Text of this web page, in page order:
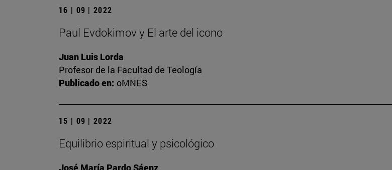
16 | 09 | 2022
Paul Evdokimov y El arte del icono
Juan Luis Lorda
Profesor de la Facultad de Teología
Publicado en: oMNES
15 | 09 | 2022
Equilibrio espiritual y psicológico
José María Pardo Sáenz